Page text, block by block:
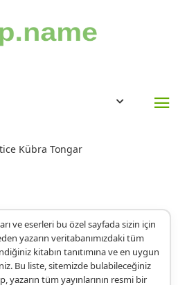
Kübra Tongar
ve eserleri bu özel sayfada sizin için
yazarın veritabanımızdaki tüm
kitabın tanıtımına ve en uygun
Bu liste, sitemizde bulabileceğiniz
yazarın tüm yayınlarının resmi bir